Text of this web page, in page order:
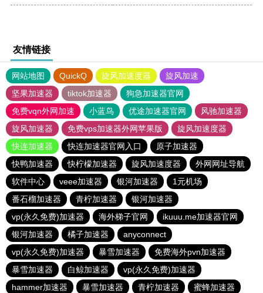
友情链接
网站地图 QuickQ 旋风加速度器
旋风加速
坚果加速器
tiktok加速器
狗急加速器官网
免费vqn外网加速
小蓝鸟 优途加速器官网
风驰加速器
旋风加速器
免费vps加速器外网苹果版
旋风加速度器
快连加速器
快连加速器官网入口
原子加速器
快鸭加速器
快柠檬加速器 旋风加速度器
外网网址导航
软件中心
veee加速器 银河加速器
1元机场
番石榴加速器
青柠加速器
银河加速器
vp(永久免费)加速器
海外梯子官网
ikuuu.me加速器官网
银河加速器
橘子加速器
anyconnect
vp(永久免费)加速器
暴雪加速器
免费海外pvn加速器
暴雪加速器
白鲸加速器
vp(永久免费)加速器
hammer加速器
暴雪加速器 青柠加速器 蜜蜂加速器